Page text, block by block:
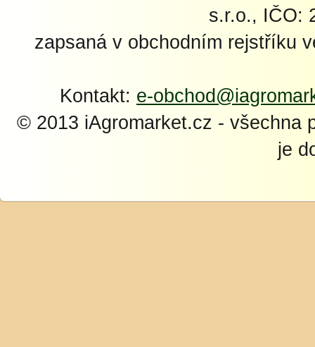
s.r.o., IČO:
zapsaná v obchodním rejstříku
Kontakt: e-
© 2013 iAgromarket.cz - všechna
je